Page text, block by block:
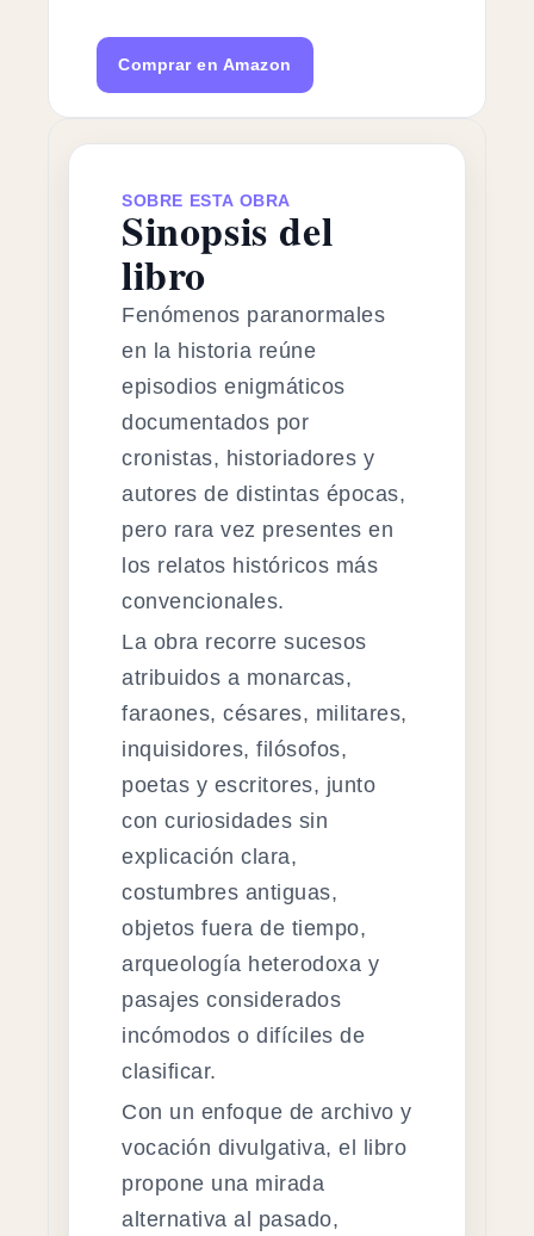
Comprar en Amazon
SOBRE ESTA OBRA
Sinopsis del
libro
Fenómenos paranormales
en la historia reúne
episodios enigmáticos
documentados por
cronistas, historiadores y
autores de distintas épocas,
pero rara vez presentes en
los relatos históricos más
convencionales.
La obra recorre sucesos
atribuidos a monarcas,
faraones, césares, militares,
inquisidores, filósofos,
poetas y escritores, junto
con curiosidades sin
explicación clara,
costumbres antiguas,
objetos fuera de tiempo,
arqueología heterodoxa y
pasajes considerados
incómodos o difíciles de
clasificar.
Con un enfoque de archivo y
vocación divulgativa, el libro
propone una mirada
alternativa al pasado,